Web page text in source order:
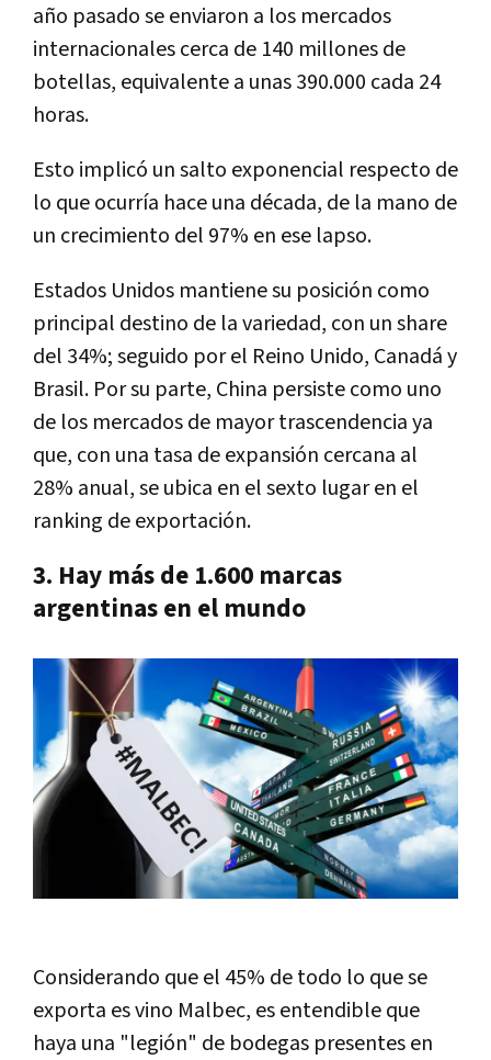
año pasado se enviaron a los mercados
internacionales cerca de 140 millones de
botellas, equivalente a unas 390.000 cada 24
horas.
Esto implicó un salto exponencial respecto de
lo que ocurría hace una década, de la mano de
un crecimiento del 97% en ese lapso.
Estados Unidos mantiene su posición como
principal destino de la variedad, con un share
del 34%; seguido por el Reino Unido, Canadá y
Brasil. Por su parte, China persiste como uno
de los mercados de mayor trascendencia ya
que, con una tasa de expansión cercana al
28% anual, se ubica en el sexto lugar en el
ranking de exportación.
3. Hay más de 1.600 marcas
argentinas en el mundo
Considerando que el 45% de todo lo que se
exporta es vino Malbec, es entendible que
haya una "legión" de bodegas presentes en